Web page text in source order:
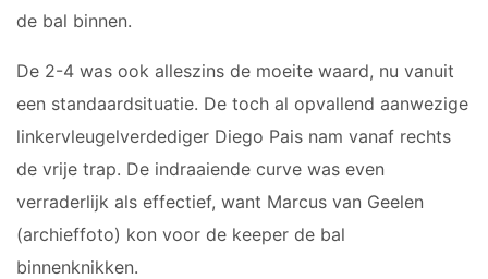
MO15-1
PUPILLEN
JO8-2
JO8-3
de bal binnen.
De 2-4 was ook alleszins de moeite waard, nu vanuit
een standaardsituatie. De toch al opvallend aanwezige
linkervleugelverdediger Diego Pais nam vanaf rechts
de vrije trap. De indraaiende curve was even
verraderlijk als effectief, want Marcus van Geelen
(archieffoto) kon voor de keeper de bal
binnenknikken.